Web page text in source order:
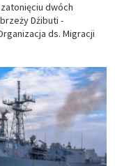
dwóch
Dżibuti -
ds. Migracji